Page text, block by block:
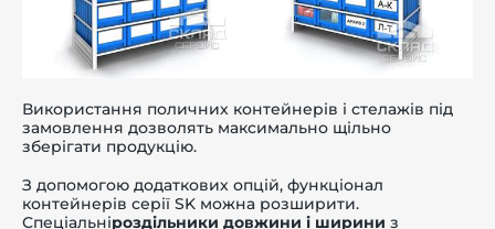
Використання поличних контейнерів і стелажів під
замовлення дозволять максимально щільно
зберігати продукцію.
З допомогою додаткових опцій, функціонал
контейнерів серії SK можна розширити.
Спеціальніроздільники довжини і ширини з